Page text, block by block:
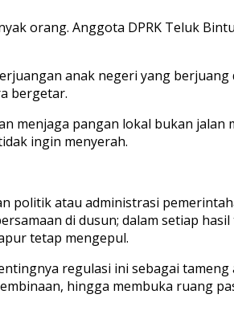
orang. Anggota DPRK Teluk
anak negeri yang
bergetar.
menjaga pangan lokal bukan
ingin menyerah.
politik atau administrasi
di dusun; dalam setiap
tetap mengepul.
regulasi ini sebagai
hingga membuka ruang